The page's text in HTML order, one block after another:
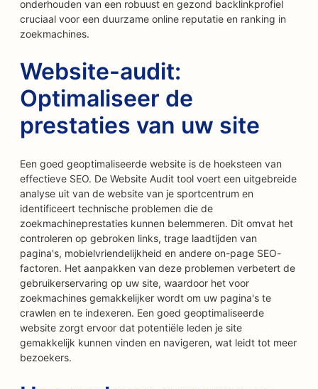
onderhouden van een robuust en gezond backlinkprofiel
cruciaal voor een duurzame online reputatie en ranking in
zoekmachines.
Website-audit:
Optimaliseer de
prestaties van uw site
Een goed geoptimaliseerde website is de hoeksteen van
effectieve SEO. De Website Audit tool voert een uitgebreide
analyse uit van de website van je sportcentrum en
identificeert technische problemen die de
zoekmachineprestaties kunnen belemmeren. Dit omvat het
controleren op gebroken links, trage laadtijden van
pagina's, mobielvriendelijkheid en andere on-page SEO-
factoren. Het aanpakken van deze problemen verbetert de
gebruikerservaring op uw site, waardoor het voor
zoekmachines gemakkelijker wordt om uw pagina's te
crawlen en te indexeren. Een goed geoptimaliseerde
website zorgt ervoor dat potentiële leden je site
gemakkelijk kunnen vinden en navigeren, wat leidt tot meer
bezoekers.